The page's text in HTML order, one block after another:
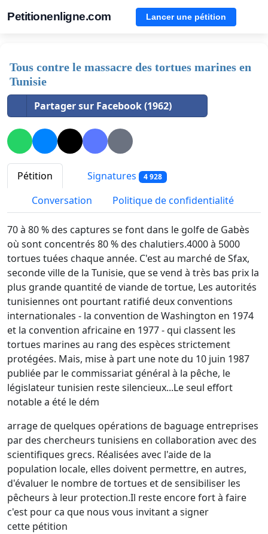
Petitionenligne.com Lancer une pétition
Tous contre le massacre des tortues marines en
Tunisie
Partager sur Facebook (1962)
Pétition Signatures 4 928
Conversation Politique de confidentialité
70 à 80 % des captures se font dans le golfe de Gabès
où sont concentrés 80 % des chalutiers.4000 à 5000
tortues tuées chaque année. C'est au marché de Sfax,
seconde ville de la Tunisie, que se vend à très bas prix la
plus grande quantité de viande de tortue, Les autorités
tunisiennes ont pourtant ratifié deux conventions
internationales - la convention de Washington en 1974
et la convention africaine en 1977 - qui classent les
tortues marines au rang des espèces strictement
protégées. Mais, mise à part une note du 10 juin 1987
publiée par le commissariat général à la pêche, le
législateur tunisien reste silencieux...Le seul effort
notable a été le dém
arrage de quelques opérations de baguage entreprises
par des chercheurs tunisiens en collaboration avec des
scientifiques grecs. Réalisées avec l'aide de la
population locale, elles doivent permettre, en autres,
d'évaluer le nombre de tortues et de sensibiliser les
pêcheurs à leur protection.Il reste encore fort à faire
c'est pour ca que nous vous invitant a signer
cette pétition